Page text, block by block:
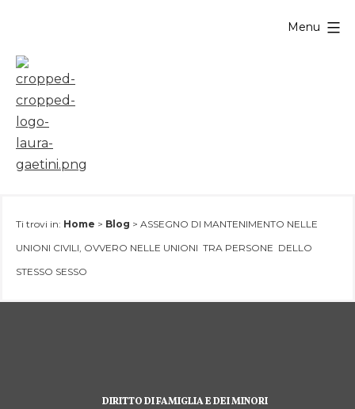
contenuto
Menu
Ti trovi in: Home > Blog > ASSEGNO DI MANTENIMENTO NELLE
UNIONI CIVILI, OVVERO NELLE UNIONI TRA PERSONE DELLO
STESSO SESSO
DIRITTO DI FAMIGLIA E DEI MINORI